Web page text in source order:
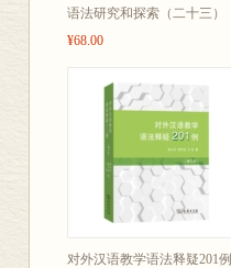
语法研究和探索（二十三）
¥68.00
对外汉语教学语法释疑201例